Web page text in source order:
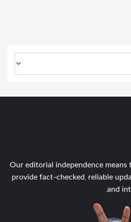
Our editorial independence
provide fact-checked, reliable
and